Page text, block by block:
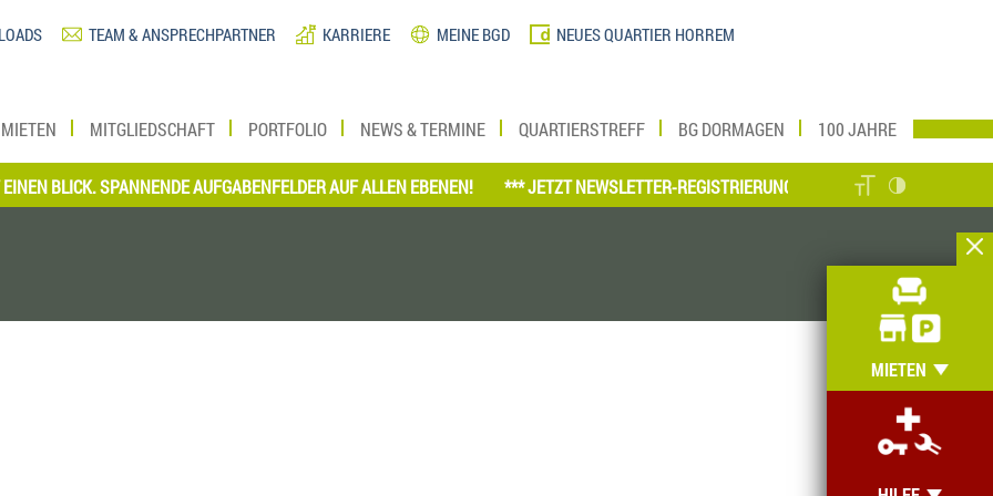
MIETEN
TEAM & ANSPRECHPARTNER KARRIERE MEINE BGD NEUES QUARTIER HORREM
MIETEN MITGLIEDSCHAFT PORTFOLIO NEWS & TERMINE QUARTIERSTREFF BG DORMAGEN 100 JAHRE
SPANNENDE AUFGABENFELDER AUF ALLEN EBENEN! *** JETZT NEWSLETTER-REGISTRIERUNG VORNEHMEN UND MEIN